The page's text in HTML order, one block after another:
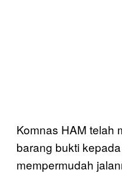
Komnas HAM telah
barang bukti
mempermudah